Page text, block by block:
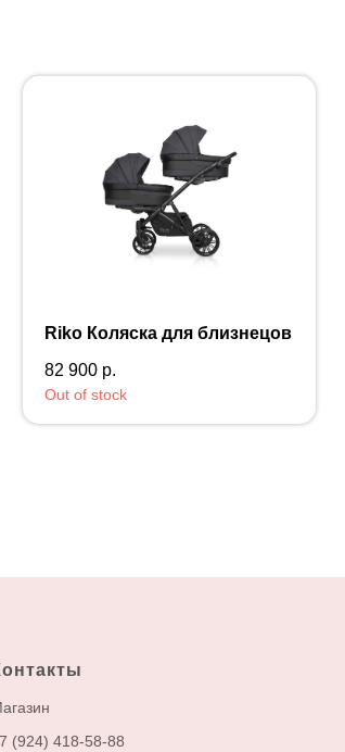
Riko Коляска для близнецов
82 900 р.
Out of stock
агазин
(924) 418-58-88